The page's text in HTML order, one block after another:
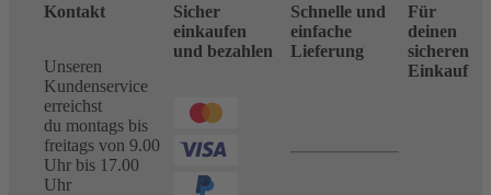
Kontakt
Unseren
Kundenservice
erreichst
du montags bis
freitags von 9.00
Uhr bis 17.00
Uhr
Sicher
einkaufen
und bezahlen
Schnelle und
einfache
Lieferung
Für
deinen
sicheren
Einkauf